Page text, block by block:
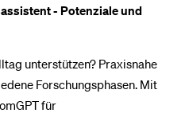
- Potenziale und
unterstützen? Praxisnahe
Forschungsphasen. Mit
für